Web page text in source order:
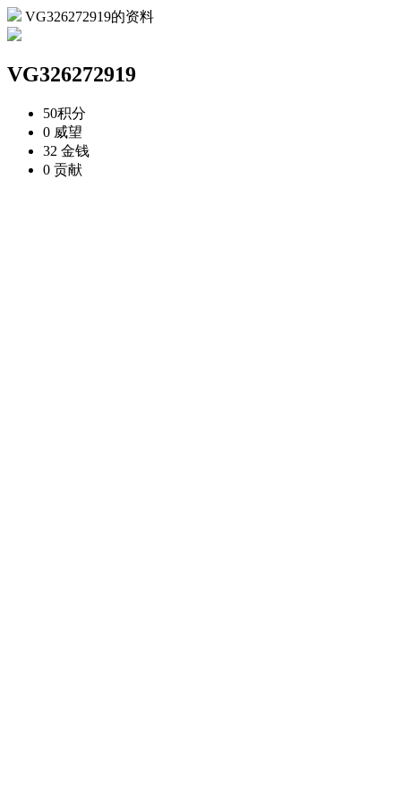
VG326272919的资料
VG326272919
50积分
0 威望
32 金钱
0 贡献